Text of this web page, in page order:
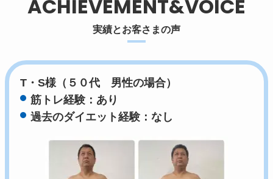
ACHIEVEMENT&VOICE
実績とお客さまの声
T・S様（５０代 男性の場合）
筋トレ経験：あり
過去のダイエット経験：なし